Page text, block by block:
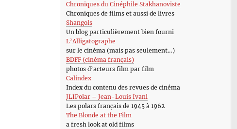
Chroniques du Cinéphile Stakhanoviste
Chroniques de films et aussi de livres
Shangols
Un blog particulièrement bien fourni
L’Alligatographe
sur le cinéma (mais pas seulement…)
BDFF (cinéma français)
photos d’acteurs film par film
Calindex
Index du contenu des revues de cinéma
JLIPolar – Jean-Louis Ivani
Les polars français de 1945 à 1962
The Blonde at the Film
a fresh look at old films